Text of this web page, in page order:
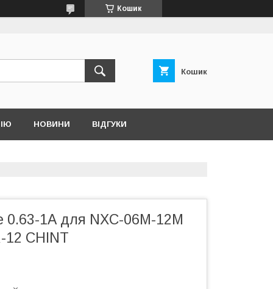
Кошик
Кошик
НОВИНИ ВІДГУКИ
0.63-1А для NXC-06M-12M
12 CHINT